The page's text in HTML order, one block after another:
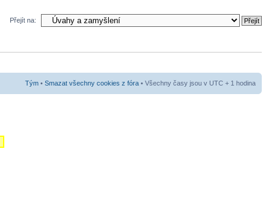
Přejít na:
Tým • Smazat všechny cookies z fóra • Všechny časy jsou v UTC + 1 hodina